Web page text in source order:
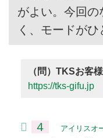
がよい。今回
く、モードが
（問）TKSお客
https://tks-gifu.jp
４ アイリスオ